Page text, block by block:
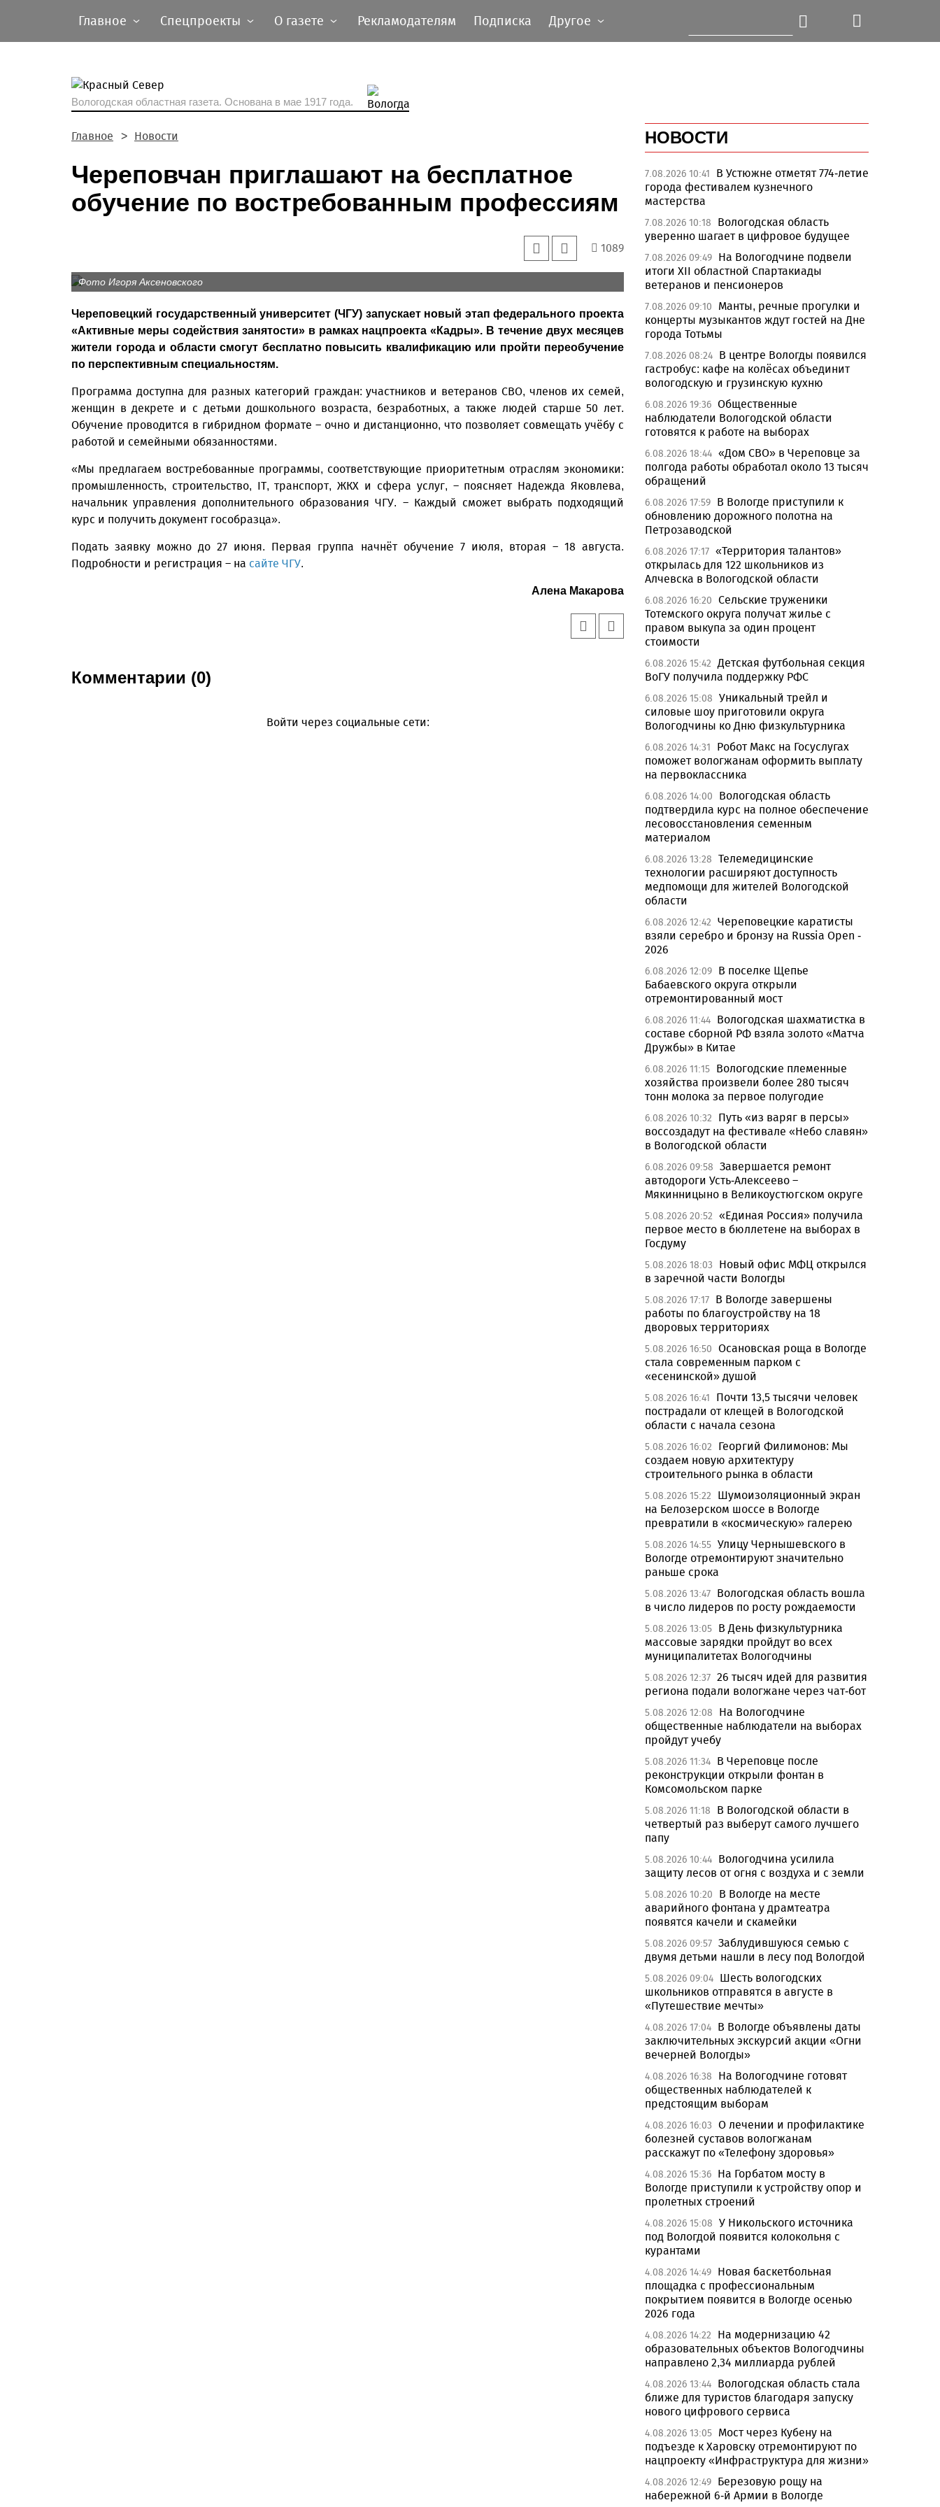
Главное Спецпроекты О газете Рекламодателям Подписка Другое
Вологодская областная газета. Основана в мае 1917 года.
Главное Новости
Череповчан приглашают на бесплатное
обучение по востребованным профессиям
1089
Фото Игоря Аксеновского
Череповецкий государственный университет (ЧГУ) запускает новый этап федерального проекта
«Активные меры содействия занятости» в рамках нацпроекта «Кадры». В течение двух месяцев
жители города и области смогут бесплатно повысить квалификацию или пройти переобучение
по перспективным специальностям.
Программа доступна для разных категорий граждан: участников и ветеранов СВО, членов их семей,
женщин в декрете и с детьми дошкольного возраста, безработных, а также людей старше 50 лет.
Обучение проводится в гибридном формате – очно и дистанционно, что позволяет совмещать учёбу с
работой и семейными обязанностями.
«Мы предлагаем востребованные программы, соответствующие приоритетным отраслям экономики:
промышленность, строительство, IT, транспорт, ЖКХ и сфера услуг, – поясняет Надежда Яковлева,
начальник управления дополнительного образования ЧГУ. – Каждый сможет выбрать подходящий
курс и получить документ гособразца».
Подать заявку можно до 27 июня. Первая группа начнёт обучение 7 июля, вторая – 18 августа.
Подробности и регистрация – на сайте ЧГУ.
Алена Макарова
Комментарии (0)
Войти через социальные сети:
НОВОСТИ
7.08.2026 10:41
В Устюжне отметят 774-летие
города фестивалем кузнечного
мастерства
7.08.2026 10:18
Вологодская область
уверенно шагает в цифровое будущее
7.08.2026 09:49 На Вологодчине подвели
итоги XII областной Спартакиады
ветеранов и пенсионеров
7.08.2026 09:10
Манты, речные прогулки и
концерты музыкантов ждут гостей на Дне
города Тотьмы
7.08.2026 08:24 В центре Вологды появился
гастробус: кафе на колёсах объединит
вологодскую и грузинскую кухню
6.08.2026 19:36 Общественные
наблюдатели Вологодской области
готовятся к работе на выборах
6.08.2026 18:44 «Дом СВО» в Череповце за
полгода работы обработал около 13 тысяч
обращений
6.08.2026 17:59 В Вологде приступили к
обновлению дорожного полотна на
Петрозаводской
6.08.2026 17:17 «Территория талантов»
открылась для 122 школьников из
Алчевска в Вологодской области
6.08.2026 16:20 Сельские труженики
Тотемского округа получат жилье с
правом выкупа за один процент
стоимости
6.08.2026 15:42 Детская футбольная секция
ВоГУ получила поддержку РФС
6.08.2026 15:08 Уникальный трейл и
силовые шоу приготовили округа
Вологодчины ко Дню физкультурника
6.08.2026 14:31
Робот Макс на Госуслугах
поможет вологжанам оформить выплату
на первоклассника
6.08.2026 14:00
Вологодская область
подтвердила курс на полное обеспечение
лесовосстановления семенным
материалом
6.08.2026 13:28 Телемедицинские
технологии расширяют доступность
медпомощи для жителей Вологодской
области
6.08.2026 12:42 Череповецкие каратисты
взяли серебро и бронзу на Russia Open -
2026
6.08.2026 12:09 В поселке Щепье
Бабаевского округа открыли
отремонтированный мост
6.08.2026 11:44 Вологодская шахматистка в
составе сборной РФ взяла золото «Матча
Дружбы» в Китае
6.08.2026 11:15 Вологодские племенные
хозяйства произвели более 280 тысяч
тонн молока за первое полугодие
6.08.2026 10:32
Путь «из варяг в персы»
воссоздадут на фестивале «Небо славян»
в Вологодской области
6.08.2026 09:58 Завершается ремонт
автодороги Усть-Алексеево –
Мякинницыно в Великоустюгском округе
5.08.2026 20:52 «Единая Россия» получила
первое место в бюллетене на выборах в
Госдуму
5.08.2026 18:03
Новый офис МФЦ открылся
в заречной части Вологды
5.08.2026 17:17 В Вологде завершены
работы по благоустройству на 18
дворовых территориях
5.08.2026 16:50 Осановская роща в Вологде
стала современным парком с
«есенинской» душой
5.08.2026 16:41
Почти 13,5 тысячи человек
пострадали от клещей в Вологодской
области с начала сезона
5.08.2026 16:02
Георгий Филимонов: Мы
создаем новую архитектуру
строительного рынка в области
5.08.2026 15:22
Шумоизоляционный экран
на Белозерском шоссе в Вологде
превратили в «космическую» галерею
5.08.2026 14:55 Улицу Чернышевского в
Вологде отремонтируют значительно
раньше срока
5.08.2026 13:47 Вологодская область вошла
в число лидеров по росту рождаемости
5.08.2026 13:05 В День физкультурника
массовые зарядки пройдут во всех
муниципалитетах Вологодчины
5.08.2026 12:37 26 тысяч идей для развития
региона подали вологжане через чат-бот
5.08.2026 12:08
На Вологодчине
общественные наблюдатели на выборах
пройдут учебу
5.08.2026 11:34 В Череповце после
реконструкции открыли фонтан в
Комсомольском парке
5.08.2026 11:18
В Вологодской области в
четвертый раз выберут самого лучшего
папу
5.08.2026 10:44 Вологодчина усилила
защиту лесов от огня с воздуха и с земли
5.08.2026 10:20
В Вологде на месте
аварийного фонтана у драмтеатра
появятся качели и скамейки
5.08.2026 09:57 Заблудившуюся семью с
двумя детьми нашли в лесу под Вологдой
5.08.2026 09:04 Шесть вологодских
школьников отправятся в августе в
«Путешествие мечты»
4.08.2026 17:04 В Вологде объявлены даты
заключительных экскурсий акции «Огни
вечерней Вологды»
4.08.2026 16:38
На Вологодчине готовят
общественных наблюдателей к
предстоящим выборам
4.08.2026 16:03 О лечении и профилактике
болезней суставов вологжанам
расскажут по «Телефону здоровья»
4.08.2026 15:36 На Горбатом мосту в
Вологде приступили к устройству опор и
пролетных строений
4.08.2026 15:08 У Никольского источника
под Вологдой появится колокольня с
курантами
4.08.2026 14:49 Новая баскетбольная
площадка с профессиональным
покрытием появится в Вологде осенью
2026 года
4.08.2026 14:22
На модернизацию 42
образовательных объектов Вологодчины
направлено 2,34 миллиарда рублей
4.08.2026 13:44 Вологодская область стала
ближе для туристов благодаря запуску
нового цифрового сервиса
4.08.2026 13:05 Мост через Кубену на
подъезде к Харовску отремонтируют по
нацпроекту «Инфраструктура для жизни»
4.08.2026 12:49 Березовую рощу на
набережной 6-й Армии в Вологде